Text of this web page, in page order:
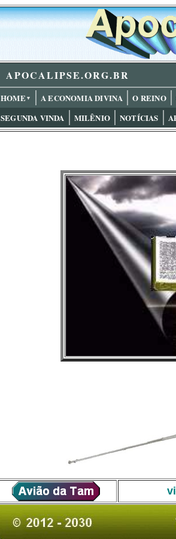
APOCALIPSE.ORG.BR
HOME▼ A ECONOMIA DIVINA O REINO
SEGUNDA VINDA
MILÊNIO NOTÍCIAS